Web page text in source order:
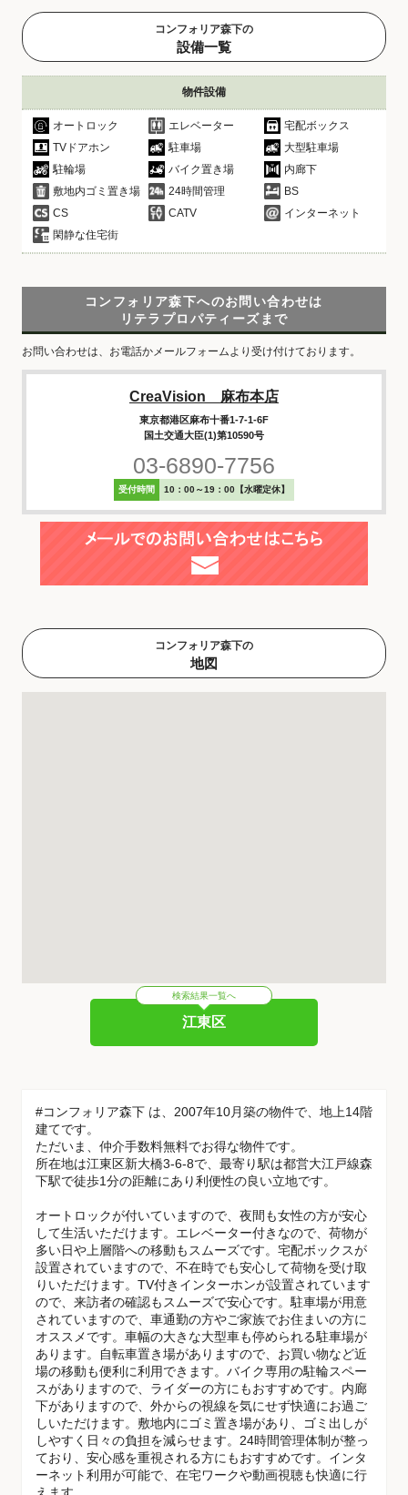
コンフォリア森下の
設備一覧
物件設備
オートロック エレベーター
宅配ボックス
TVドアホン
駐車場
大型駐車場
駐輪場
バイク置き場
内廊下
敷地内ゴミ置き場
24時間管理
BS
CS
CATV
インターネット
閑静な住宅街
コンフォリア森下へのお問い合わせは
リテラプロパティーズまで
お問い合わせは、お電話かメールフォームより受け付けております。
CreaVision 麻布本店
東京都港区麻布十番1-7-1-6F
国土交通大臣(1)第10590号
03-6890-7756
受付時間 10：00～19：00【水曜定休】
コンフォリア森下の
地図
検索結果一覧へ
江東区
#コンフォリア森下 は、2007年10月築の物件で、地上14階
建てです。
ただいま、仲介手数料無料でお得な物件です。
所在地は江東区新大橋3-6-8で、最寄り駅は都営大江戸線森
下駅で徒歩1分の距離にあり利便性の良い立地です。
オートロックが付いていますので、夜間も女性の方が安心
して生活いただけます。エレベーター付きなので、荷物が
多い日や上層階への移動もスムーズです。宅配ボックスが
設置されていますので、不在時でも安心して荷物を受け取
りいただけます。TV付きインターホンが設置されています
ので、来訪者の確認もスムーズで安心です。駐車場が用意
されていますので、車通勤の方やご家族でお住まいの方に
オススメです。車幅の大きな大型車も停められる駐車場が
あります。自転車置き場がありますので、お買い物など近
場の移動も便利に利用できます。バイク専用の駐輪スペー
スがありますので、ライダーの方にもおすすめです。内廊
下がありますので、外からの視線を気にせず快適にお過ご
しいただけます。敷地内にゴミ置き場があり、ゴミ出しが
しやすく日々の負担を減らせます。24時間管理体制が整っ
ており、安心感を重視される方にもおすすめです。インタ
ーネット利用が可能で、在宅ワークや動画視聴も快適に行